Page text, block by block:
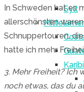
Sylt
In Schweden hat es
allerschönsten
Schnuppertouren,
hatte ich mehr
3. Mehr Freiheit? Ich
noch etwas, das du